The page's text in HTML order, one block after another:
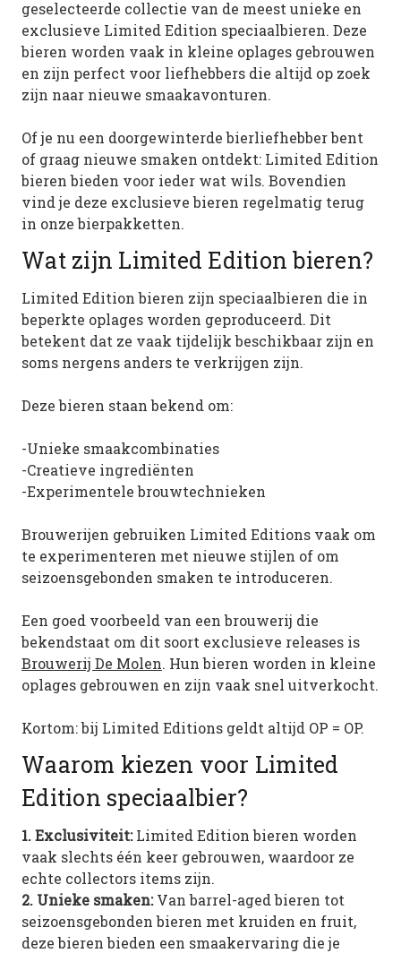
geselecteerde collectie van de meest unieke en
exclusieve Limited Edition speciaalbieren. Deze
bieren worden vaak in kleine oplages gebrouwen
en zijn perfect voor liefhebbers die altijd op zoek
zijn naar nieuwe smaakavonturen.
Of je nu een doorgewinterde bierliefhebber bent
of graag nieuwe smaken ontdekt: Limited Edition
bieren bieden voor ieder wat wils. Bovendien
vind je deze exclusieve bieren regelmatig terug
in onze bierpakketten.
Wat zijn Limited Edition bieren?
Limited Edition bieren zijn speciaalbieren die in
beperkte oplages worden geproduceerd. Dit
betekent dat ze vaak tijdelijk beschikbaar zijn en
soms nergens anders te verkrijgen zijn.
Deze bieren staan bekend om:
-Unieke smaakcombinaties
-Creatieve ingrediënten
-Experimentele brouwtechnieken
Brouwerijen gebruiken Limited Editions vaak om
te experimenteren met nieuwe stijlen of om
seizoensgebonden smaken te introduceren.
Een goed voorbeeld van een brouwerij die
bekendstaat om dit soort exclusieve releases is
Brouwerij De Molen. Hun bieren worden in kleine
oplages gebrouwen en zijn vaak snel uitverkocht.
Kortom: bij Limited Editions geldt altijd OP = OP.
Waarom kiezen voor Limited
Edition speciaalbier?
1. Exclusiviteit:Limited Edition bieren worden
vaak slechts één keer gebrouwen, waardoor ze
echte collectors items zijn.
2. Unieke smaken:Van barrel-aged bieren tot
seizoensgebonden bieren met kruiden en fruit,
deze bieren bieden een smaakervaring die je